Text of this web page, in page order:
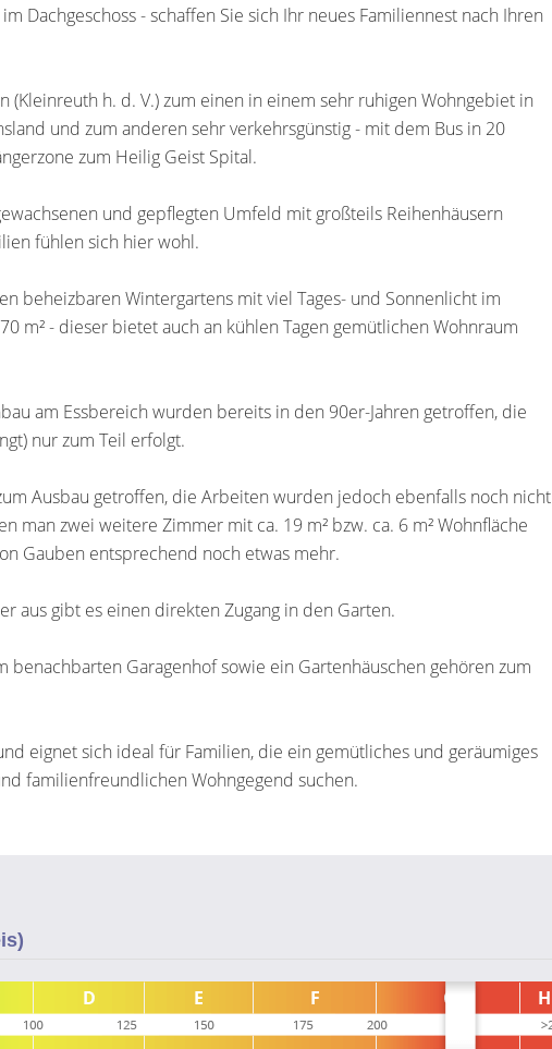
Dachgeschoss - schaffen Sie sich Ihr neues Familiennest nach Ihren
h. d. V.) zum einen in einem sehr ruhigen Wohngebiet in
und zum anderen sehr verkehrsgünstig - mit dem Bus in 20
zum Heilig Geist Spital.
und gepflegten Umfeld mit großteils Reihenhäusern
fühlen sich hier wohl.
beheizbaren Wintergartens mit viel Tages- und Sonnenlicht im
m² - dieser bietet auch an kühlen Tagen gemütlichen Wohnraum
am Essbereich wurden bereits in den 90er-Jahren getroffen, die
nur zum Teil erfolgt.
Ausbau getroffen, die Arbeiten wurden jedoch ebenfalls noch nicht
man zwei weitere Zimmer mit ca. 19 m² bzw. ca. 6 m² Wohnfläche
Gauben entsprechend noch etwas mehr.
aus gibt es einen direkten Zugang in den Garten.
benachbarten Garagenhof sowie ein Gartenhäuschen gehören zum
eignet sich ideal für Familien, die ein gemütliches und geräumiges
familienfreundlichen Wohngegend suchen.